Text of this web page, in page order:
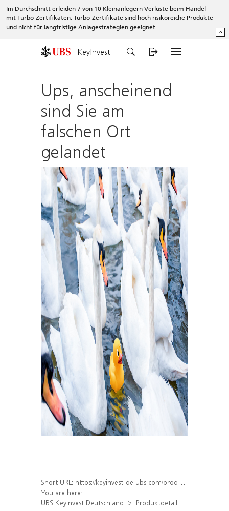
Im Durchschnitt erleiden 7 von 10 Kleinanlegern Verluste beim Handel
mit Turbo-Zertifikaten. Turbo-Zertifikate sind hoch risikoreiche Produkte
und nicht für langfristige Anlagestrategien geeignet.
^
KeyInvest
Ups, anscheinend
sind Sie am
falschen Ort
gelandet
Short URL: https://keyinvest-de.ubs.com/produkt/detail/index/isin/DE000WA54NM4
You are here:
UBS KeyInvest Deutschland
Produktdetail